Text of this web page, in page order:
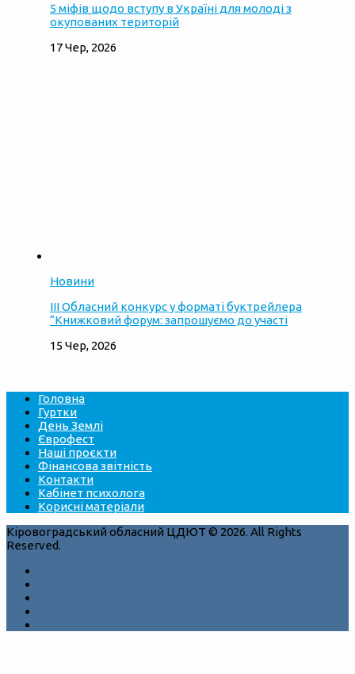
5 міфів щодо вступу в Україні для молоді з
окупованих територій
17 Чер, 2026
Новини
ІІІ Обласний конкурс у форматі буктрейлера
“Книжковий форум: запрошуємо до участі
15 Чер, 2026
Головна
Гуртки
День Землі
Єврофест
Наші проєкти
Фінансова звітність
Контакти
Кабінет психолога
Корисні матеріали
Кіровоградський обласний ЦДЮТ © 2026. All Rights
Reserved.